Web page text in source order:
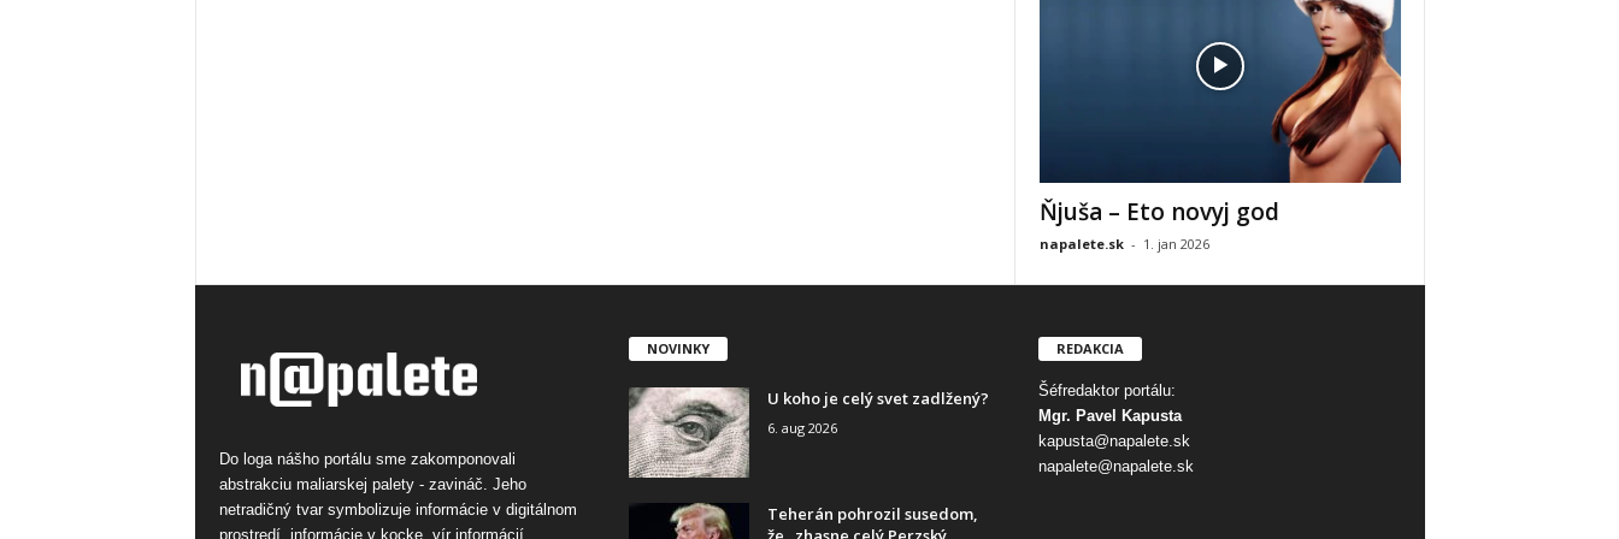
Ňjuša – Eto novyj god
napalete.sk - 1. jan 2026
Do loga nášho portálu sme zakomponovali
abstrakciu maliarskej palety - zavináč. Jeho
netradičný tvar symbolizuje informácie v digitálnom
prostredí, informácie v kocke, vír informácií.
NOVINKY
U koho je celý svet zadlžený?
6. aug 2026
Teherán pohrozil susedom,
REDAKCIA
Šéfredaktor portálu:
Mgr. Pavel Kapusta
kapusta@napalete.sk
napalete@napalete.sk